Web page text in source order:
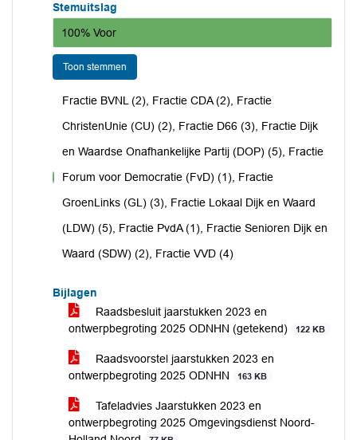
Stemuitslag
100% Voor
Toon stemmen
Fractie BVNL (2), Fractie CDA (2), Fractie
ChristenUnie (CU) (2), Fractie D66 (3), Fractie Dijk
en Waardse Onafhankelijke Partij (DOP) (5), Fractie
Forum voor Democratie (FvD) (1), Fractie
GroenLinks (GL) (3), Fractie Lokaal Dijk en Waard
(LDW) (5), Fractie PvdA (1), Fractie Senioren Dijk en
Waard (SDW) (2), Fractie VVD (4)
Bijlagen
Raadsbesluit jaarstukken 2023 en
ontwerpbegroting 2025 ODNHN (getekend)
122 KB
Raadsvoorstel jaarstukken 2023 en
ontwerpbegroting 2025 ODNHN
163 KB
Tafeladvies Jaarstukken 2023 en
ontwerpbegroting 2025 Omgevingsdienst Noord-